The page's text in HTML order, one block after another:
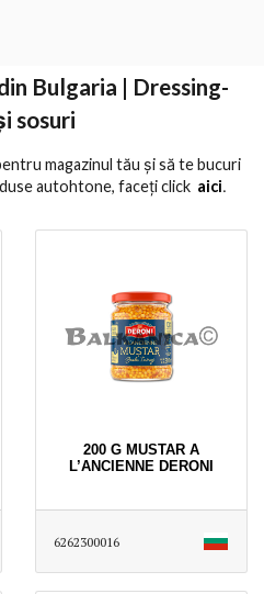
Bulgaria | Dressing-
sosuri
magazinul tău și să te bucuri
autohtone, faceți click aici․
200 G MUSTAR A
L’ANCIENNE DERONI
6262300016